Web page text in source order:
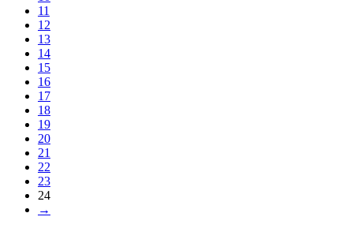
11
12
13
14
15
16
17
18
19
20
21
22
23
24
→